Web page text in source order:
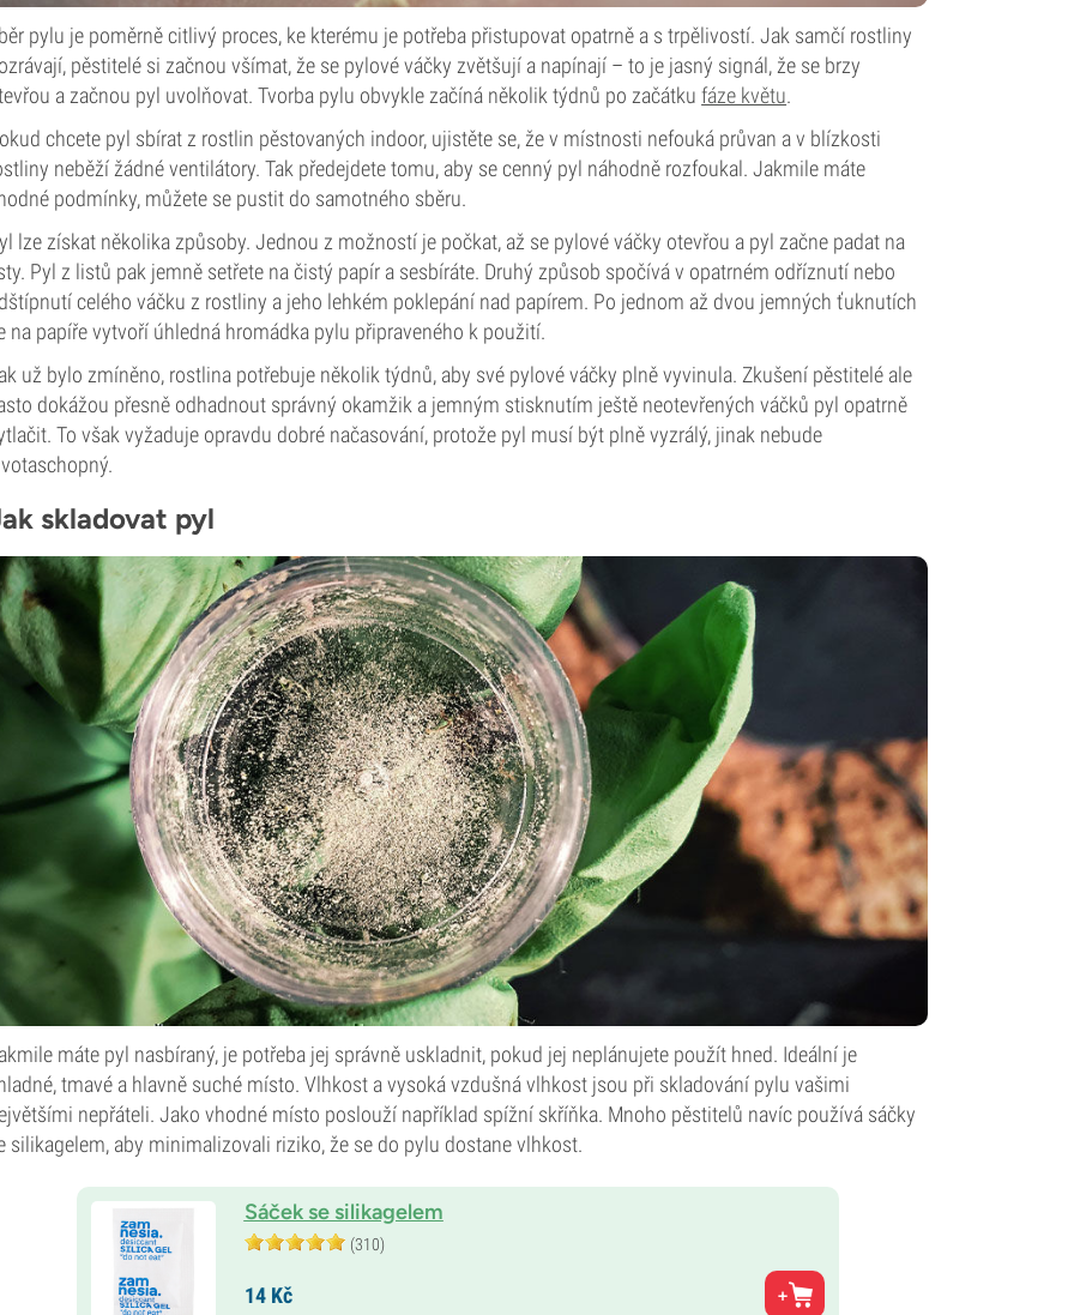
pylu je poměrně citlivý proces, ke kterému je potřeba přistupovat opatrně a s trpělivostí. Jak samčí rostliny
pěstitelé si začnou všímat, že se pylové váčky zvětšují a napínají – to je jasný signál, že se brzy
a začnou pyl uvolňovat. Tvorba pylu obvykle začíná několik týdnů po začátkufáze květu.
chcete pyl sbírat z rostlin pěstovaných indoor, ujistěte se, že v místnosti nefouká průvan a v blízkosti
neběží žádné ventilátory. Tak předejdete tomu, aby se cenný pyl náhodně rozfoukal. Jakmile máte
podmínky, můžete se pustit do samotného sběru.
lze získat několika způsoby. Jednou z možností je počkat, až se pylové váčky otevřou a pyl začne padat na
Pyl z listů pak jemně setřete na čistý papír a sesbíráte. Druhý způsob spočívá v opatrném odříznutí nebo
celého váčku z rostliny a jeho lehkém poklepání nad papírem. Po jednom až dvou jemných ťuknutích
na papíře vytvoří úhledná hromádka pylu připraveného k použití.
už bylo zmíněno, rostlina potřebuje několik týdnů, aby své pylové váčky plně vyvinula. Zkušení pěstitelé ale
dokážou přesně odhadnout správný okamžik a jemným stisknutím ještě neotevřených váčků pyl opatrně
To však vyžaduje opravdu dobré načasování, protože pyl musí být plně vyzrálý, jinak nebude
skladovat pyl
máte pyl nasbíraný, je potřeba jej správně uskladnit, pokud jej neplánujete použít hned. Ideální je
tmavé a hlavně suché místo. Vlhkost a vysoká vzdušná vlhkost jsou při skladování pylu vašimi
nepřáteli. Jako vhodné místo poslouží například spížní skříňka. Mnoho pěstitelů navíc používá sáčky
silikagelem, aby minimalizovali riziko, že se do pylu dostane vlhkost.
Sáček se silikagelem
(310)
14Kč